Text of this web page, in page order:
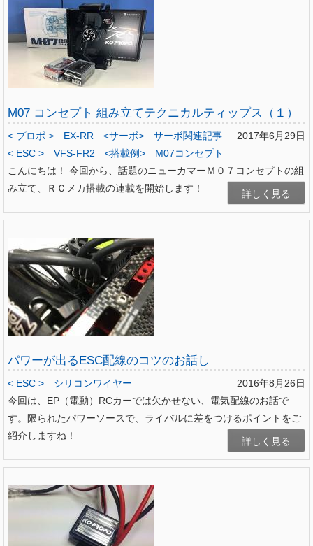
M07 コンセプト 組み立てテクニカルティップス（１）
2017年6月29日
< プロポ > EX-RR <サーボ>
サーボ関連記事
< ESC >
VFS-FR2 <搭載例>
M07コンセプト
こんにちは！ 今回から、話題のニューカマーＭ０７コンセプトの組
み立て、ＲＣメカ搭載の連載を開始します！
詳しく見る
パワーが出るESC配線のコツのお話し
2016年8月26日
< ESC >
シリコンワイヤー
今回は、EP（電動）RCカーでは欠かせない、電気配線のお話で
す。限られたパワーソースで、ライバルに差をつけるポイントをご
紹介しますね！
詳しく見る